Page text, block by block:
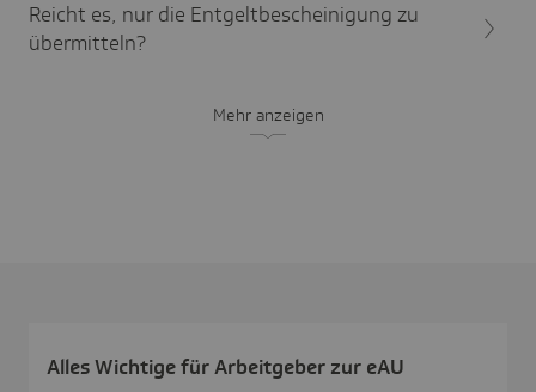
Reicht es, nur die Entgeltbescheinigung zu
übermitteln?
Mehr anzeigen
Alles Wich­tige für Arbeit­geber zur eAU